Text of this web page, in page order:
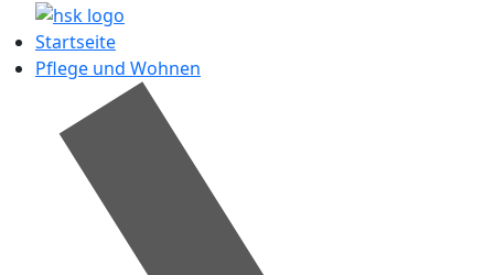
Startseite
Pflege und Wohnen